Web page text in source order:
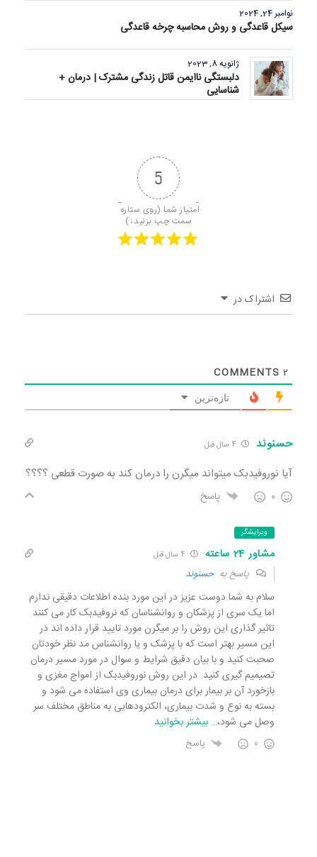
نوامبر 24, 2024
سیکل قاعدگی و روش محاسبه چرخه قاعدگی
ژانویه 8, 2023
دلبستگی ناایمن قاتل زندگی مشترک | درمان +
شناسایی
5
امتیاز شما (روی ستاره
سمت چپ بزنید↓)
اشتراک در
2
COMMENTS
تازه‌ترین
حسنوند
آیا نوروفیدبک میتواند میگرن را درمان کند به صورت قطعی ؟؟؟؟
0 پاسخ
ویرایشگر
مشاور 24 ساعته 4 سال قبل
پاسخ بهحسنوند
سلام به شما دوست عزیز در این مورد بنده اطلاعات دقیقی ندارم
اما یک سری از پزشکان و روانشناسان که نروفیدبک کار می کنند
تاثیر گذاری این روش را بر میگرن مورد تایید قرار داده اند در
این مسیر بهتر است که با پزشک و یا روانشناس مد نظر خودتان
صحبت کنید و با بیان دقیق شرایط و سوال در مورد مسیر درمان
تصیمیم گیری کنید. در این روش نوروفیدبک از امواج مغزی و
بازخورد آن بر بیمار برای درمان بیماری وی استفاده می شود و
بسته به نوع و شدت بیماری، الکترودهایی به مناطق مختلف سر
وصل می شود،… بیشتر بخوانید
0 پاسخ